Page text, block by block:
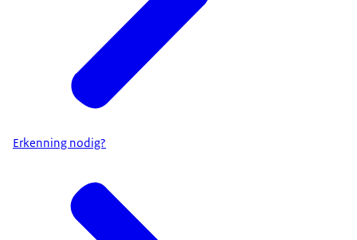
Erkenning nodig?